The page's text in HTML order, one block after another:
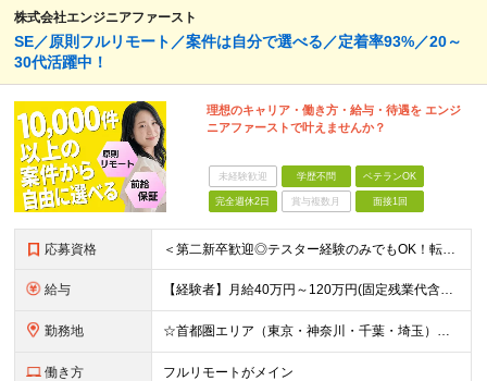
株式会社エンジニアファースト
SE／原則フルリモート／案件は自分で選べる／定着率93%／20～
30代活躍中！
理想のキャリア・働き方・給与・待遇を エンジ
ニアファーストで叶えませんか？
未経験歓迎 学歴不問 ベテランOK
完全週休2日 賞与複数月 面接1回
応募資格 ＜第二新卒歓迎◎テスター経験のみでもOK！転職回数不問＞ ■学歴不問 ■ブランクOK ■エンジニアとしての実務経験が1年以上ある方 └開発、インフラ、工程、言語は一切不問！ ※未経験も若干名募集して
給与 【経験者】月給40万円～120万円(固定残業代含む)+各種手当 ★前職給与の総収入額を100％保証｜還元率84％〜100％ ★20代の平均年収570万円 ※月給には、みなし残業手当(月30時間／5万
勤務地 ☆首都圏エリア（東京・神奈川・千葉・埼玉）・名古屋・大阪・福岡を中心とした全国各地のプロジェクト先に参画いただきます。 ※希望をヒアリングした上で決定します ☆全国各地からフルリモートOK 【本社】
働き方 フルリモートがメイン